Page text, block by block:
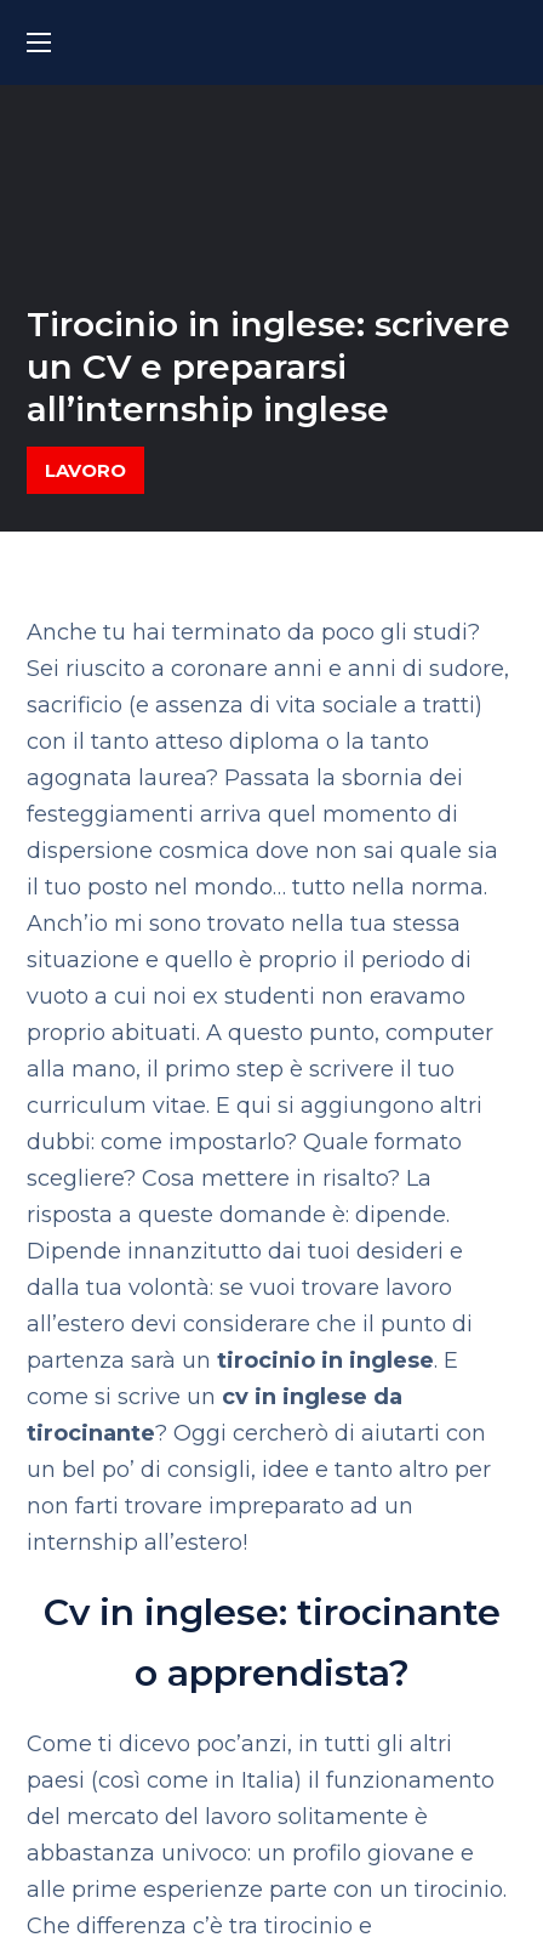
Tirocinio in inglese: scrivere
un CV e prepararsi
all’internship inglese
LAVORO
Anche tu hai terminato da poco gli studi?
Sei riuscito a coronare anni e anni di sudore,
sacrificio (e assenza di vita sociale a tratti)
con il tanto atteso diploma o la tanto
agognata laurea? Passata la sbornia dei
festeggiamenti arriva quel momento di
dispersione cosmica dove non sai quale sia
il tuo posto nel mondo… tutto nella norma.
Anch’io mi sono trovato nella tua stessa
situazione e quello è proprio il periodo di
vuoto a cui noi ex studenti non eravamo
proprio abituati. A questo punto, computer
alla mano, il primo step è scrivere il tuo
curriculum vitae. E qui si aggiungono altri
dubbi: come impostarlo? Quale formato
scegliere? Cosa mettere in risalto? La
risposta a queste domande è: dipende.
Dipende innanzitutto dai tuoi desideri e
dalla tua volontà: se vuoi trovare lavoro
all’estero devi considerare che il punto di
partenza sarà untirocinio in inglese. E
come si scrive un cv in inglese da
tirocinante? Oggi cercherò di aiutarti con
un bel po’ di consigli, idee e tanto altro per
non farti trovare impreparato ad un
internship all’estero!
Cv in inglese: tirocinante
o apprendista?
Come ti dicevo poc’anzi, in tutti gli altri
paesi (così come in Italia) il funzionamento
del mercato del lavoro solitamente è
abbastanza univoco: un profilo giovane e
alle prime esperienze parte con un tirocinio.
Che differenza c’è tra tirocinio e